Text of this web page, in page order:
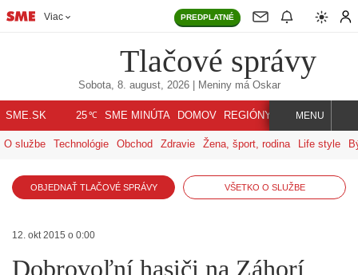
Viac PREDPLATNÉ
Tlačové správy
Sobota, 8. august, 2026| Meniny má Oskar
SME.SK 25℃ SME MINÚTA DOMOV REGIÓNY INDEX SVET
MENU
O službe Technológie Obchod Zdravie Žena, šport, rodina Life style
OBJEDNAŤ TLAČOVÉ SPRÁVY VŠETKO O SLUŽBE
12. okt 2015 o 0:00
Dobrovoľní hasiči na Záhorí